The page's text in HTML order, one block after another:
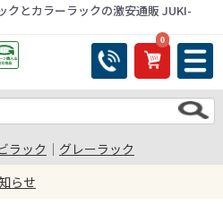
とカラーラックの激安通販 JUKI-
0
ラック ｜ グレーラック
らせ